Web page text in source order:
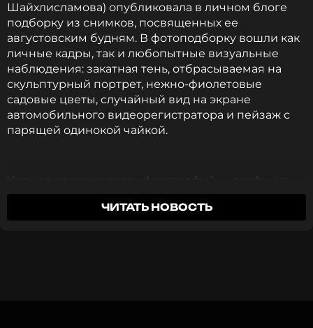
Шайхлисламова) опубликовала в личном блоге
подборку из снимков, посвященных ее
августовским будням. В фотоподборку вошли как
личные кадры, так и любопытные визуальные
наблюдения: закатная тень, отбрасываемая на
скульптурный портрет, нежно-фиолетовые
садовые цветы, случайный вид на экране
автомобильного видеорегистратора и пейзаж с
парящей одинокой чайкой.
Четыре из тринадцати фотографий — селфи, на
которых 40-летняя модель предстает в трех
разных купальниках: белоснежном, черном (с
ЧИТАТЬ НОВОСТЬ